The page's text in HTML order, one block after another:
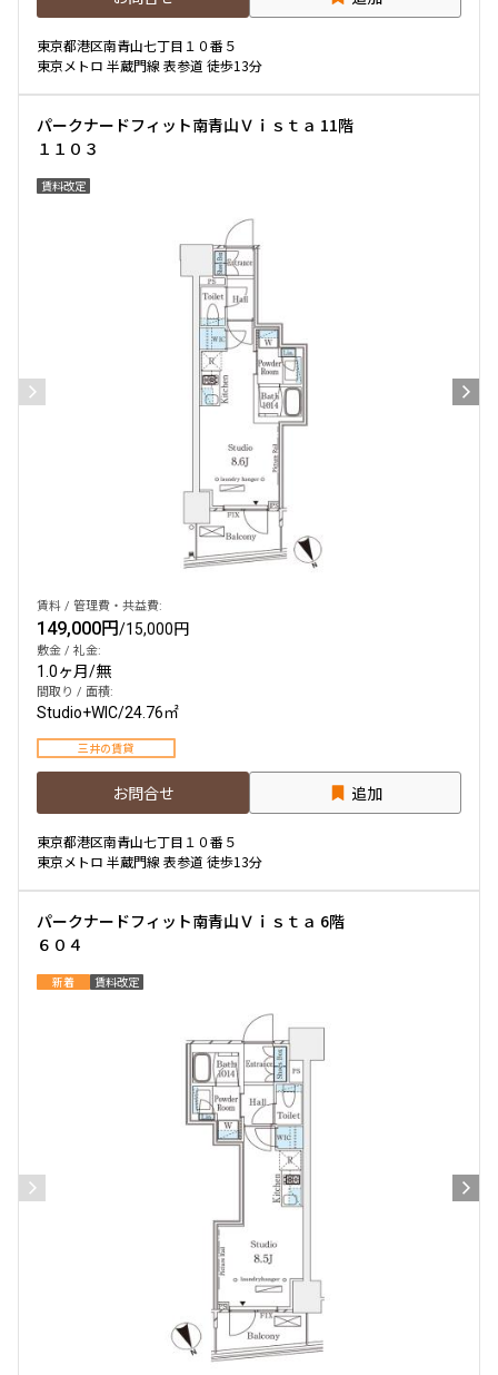
東京都港区南青山七丁目１０番５
東京メトロ 半蔵門線 表参道 徒歩13分
パークナードフィット南青山Ｖｉｓｔａ 11階
１１０３
賃料改定
賃料 / 管理費・共益費:
149,000円/15,000円
敷金 / 礼金:
1.0ヶ月/無
間取り / 面積:
Studio+WIC/24.76㎡
三井の賃貸
お問合せ 追加
東京都港区南青山七丁目１０番５
東京メトロ 半蔵門線 表参道 徒歩13分
パークナードフィット南青山Ｖｉｓｔａ 6階
６０４
新着 賃料改定